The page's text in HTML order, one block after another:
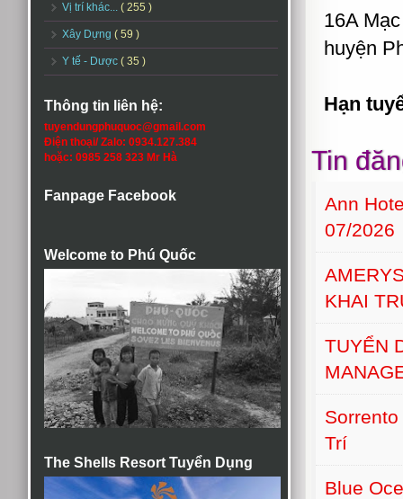
Vị trí khác... ( 255 )
Xây Dựng ( 59 )
Y tế - Dược ( 35 )
Thông tin liên hệ:
tuyendungphuquoc@gmail.com
Điện thoại/ Zalo: 0934.127.384
hoặc: 0985 258 323 Mr Hà
Fanpage Facebook
Welcome to Phú Quốc
The Shells Resort Tuyển Dụng
16A
huyện
Hạn
Tin
Ann
07/2026
KHAI
TUYỂN
Trí
Blue